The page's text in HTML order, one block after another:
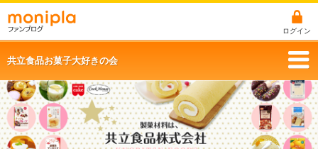
ログイン
共立食品お菓子大好きの会